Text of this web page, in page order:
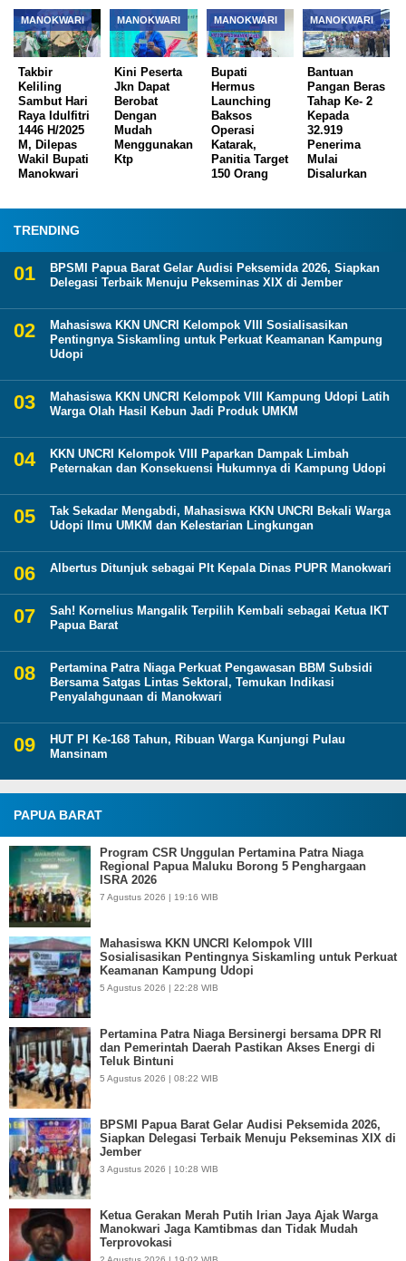
MANOKWARI
Takbir
Keliling
Sambut Hari
Raya Idulfitri
1446 H/2025
M, Dilepas
Wakil Bupati
Manokwari
MANOKWARI
Kini Peserta
Jkn Dapat
Berobat
Dengan
Mudah
Menggunakan
Ktp
MANOKWARI
Bupati
Hermus
Launching
Baksos
Operasi
Katarak,
Panitia Target
150 Orang
MANOKWARI
Bantuan
Pangan Beras
Tahap Ke- 2
Kepada
32.919
Penerima
Mulai
Disalurkan
TRENDING
BPSMI Papua Barat Gelar Audisi Peksemida 2026, Siapkan
Delegasi Terbaik Menuju Pekseminas XIX di Jember
Mahasiswa KKN UNCRI Kelompok VIII Sosialisasikan
Pentingnya Siskamling untuk Perkuat Keamanan Kampung
Udopi
Mahasiswa KKN UNCRI Kelompok VIII Kampung Udopi Latih
Warga Olah Hasil Kebun Jadi Produk UMKM
KKN UNCRI Kelompok VIII Paparkan Dampak Limbah
Peternakan dan Konsekuensi Hukumnya di Kampung Udopi
Tak Sekadar Mengabdi, Mahasiswa KKN UNCRI Bekali Warga
Udopi Ilmu UMKM dan Kelestarian Lingkungan
Albertus Ditunjuk sebagai Plt Kepala Dinas PUPR Manokwari
Sah! Kornelius Mangalik Terpilih Kembali sebagai Ketua IKT
Papua Barat
Pertamina Patra Niaga Perkuat Pengawasan BBM Subsidi
Bersama Satgas Lintas Sektoral, Temukan Indikasi
Penyalahgunaan di Manokwari
HUT PI Ke-168 Tahun, Ribuan Warga Kunjungi Pulau
Mansinam
PAPUA BARAT
Program CSR Unggulan Pertamina Patra Niaga
Regional Papua Maluku Borong 5 Penghargaan
ISRA 2026
7 Agustus 2026 | 19:16 WIB
Mahasiswa KKN UNCRI Kelompok VIII
Sosialisasikan Pentingnya Siskamling untuk Perkuat
Keamanan Kampung Udopi
5 Agustus 2026 | 22:28 WIB
Pertamina Patra Niaga Bersinergi bersama DPR RI
dan Pemerintah Daerah Pastikan Akses Energi di
Teluk Bintuni
5 Agustus 2026 | 08:22 WIB
BPSMI Papua Barat Gelar Audisi Peksemida 2026,
Siapkan Delegasi Terbaik Menuju Pekseminas XIX di
Jember
3 Agustus 2026 | 10:28 WIB
Ketua Gerakan Merah Putih Irian Jaya Ajak Warga
Manokwari Jaga Kamtibmas dan Tidak Mudah
Terprovokasi